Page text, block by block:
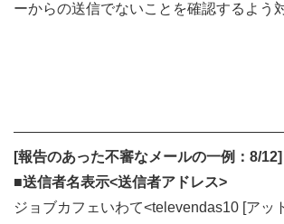
ーからの送信でないことを確認するよう
[報告のあった不審なメールの一例：8/12]
■送信者名表示<送信者アドレス>
ジョブカフェいわて<televendas10 [アッ